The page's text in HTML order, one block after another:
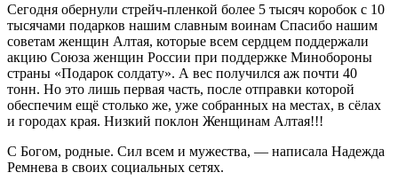
Сегодня обернули стрейч-пленкой более 5 тысяч коробок с 10
тысячами подарков нашим славным воинам Спасибо нашим
советам женщин Алтая, которые всем сердцем поддержали
акцию Союза женщин России при поддержке Минобороны
страны «Подарок солдату». А вес получился аж почти 40
тонн. Но это лишь первая часть, после отправки которой
обеспечим ещё столько же, уже собранных на местах, в сёлах
и городах края. Низкий поклон Женщинам Алтая!!!
С Богом, родные. Сил всем и мужества, — написала Надежда
Ремнева в своих социальных сетях.